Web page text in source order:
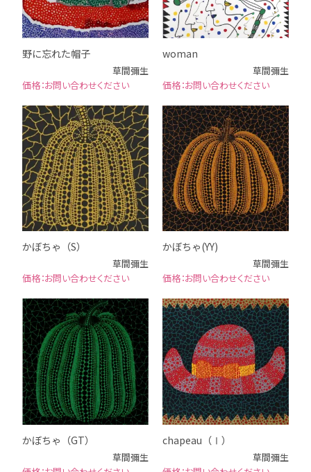
野に忘れた帽子
草間彌生
お問い合わせください
woman
草間彌生
お問い合わせください
かぼちゃ（S）
草間彌生
お問い合わせください
かぼちゃ(YY)
草間彌生
お問い合わせください
かぼちゃ（GT）
草間彌生
chapeau（Ⅰ）
草間彌生